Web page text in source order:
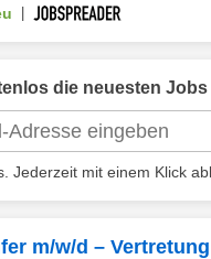
die neuesten Jobs
Jederzeit mit einem Klick
m/w/d –